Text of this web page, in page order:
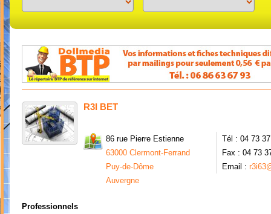
Previous
Next
R3I BET
86 rue Pierre Estienne
63000 Clermont-Ferrand
Puy-de-Dôme
Auvergne
Tél : 04 73
Fax : 04 73
Email :
Professionnels